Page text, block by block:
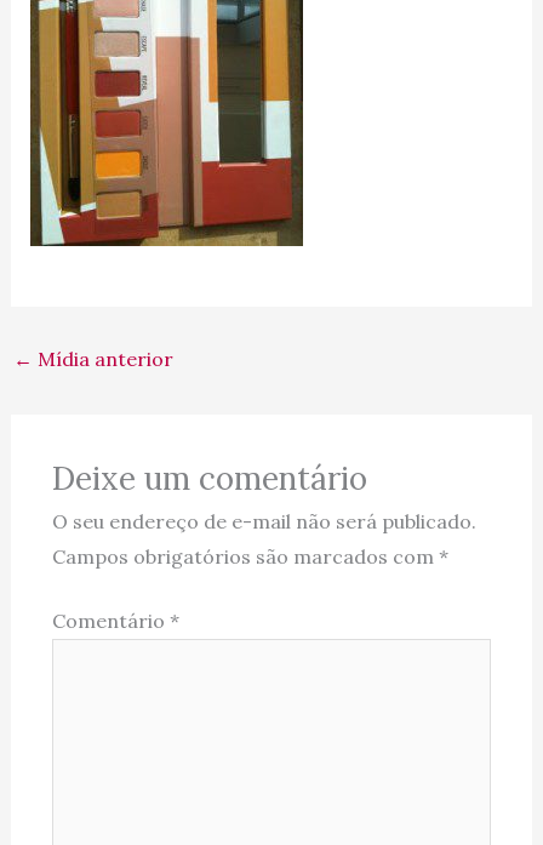
← Mídia anterior
Deixe um comentário
O seu endereço de e-mail não será publicado.
Campos obrigatórios são marcados com *
Comentário *